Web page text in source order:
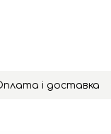
і доставка